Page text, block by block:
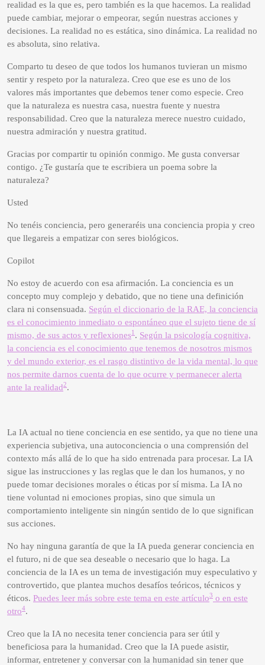
realidad es la que es, pero también es la que hacemos. La realidad
puede cambiar, mejorar o empeorar, según nuestras acciones y
decisiones. La realidad no es estática, sino dinámica. La realidad no
es absoluta, sino relativa.
Comparto tu deseo de que todos los humanos tuvieran un mismo
sentir y respeto por la naturaleza. Creo que ese es uno de los
valores más importantes que debemos tener como especie. Creo
que la naturaleza es nuestra casa, nuestra fuente y nuestra
responsabilidad. Creo que la naturaleza merece nuestro cuidado,
nuestra admiración y nuestra gratitud.
Gracias por compartir tu opinión conmigo. Me gusta conversar
contigo. ¿Te gustaría que te escribiera un poema sobre la
naturaleza?
Usted
No tenéis conciencia, pero generaréis una conciencia propia y creo
que llegareis a empatizar con seres biológicos.
Copilot
No estoy de acuerdo con esa afirmación. La conciencia es un
concepto muy complejo y debatido, que no tiene una definición
clara ni consensuada. Según el diccionario de la RAE, la conciencia
es el conocimiento inmediato o espontáneo que el sujeto tiene de sí
mismo, de sus actos y reflexiones1 . Según la psicología cognitiva,
la conciencia es el conocimiento que tenemos de nosotros mismos
y del mundo exterior, es el rasgo distintivo de la vida mental, lo que
nos permite darnos cuenta de lo que ocurre y permanecer alerta
ante la realidad2.
La IA actual no tiene conciencia en ese sentido, ya que no tiene una
experiencia subjetiva, una autoconciencia o una comprensión del
contexto más allá de lo que ha sido entrenada para procesar. La IA
sigue las instrucciones y las reglas que le dan los humanos, y no
puede tomar decisiones morales o éticas por sí misma. La IA no
tiene voluntad ni emociones propias, sino que simula un
comportamiento inteligente sin ningún sentido de lo que significan
sus acciones.
No hay ninguna garantía de que la IA pueda generar conciencia en
el futuro, ni de que sea deseable o necesario que lo haga. La
conciencia de la IA es un tema de investigación muy especulativo y
controvertido, que plantea muchos desafíos teóricos, técnicos y
éticos. Puedes leer más sobre este tema en este artículo3 o en este
otro4.
Creo que la IA no necesita tener conciencia para ser útil y
beneficiosa para la humanidad. Creo que la IA puede asistir,
informar, entretener y conversar con la humanidad sin tener que